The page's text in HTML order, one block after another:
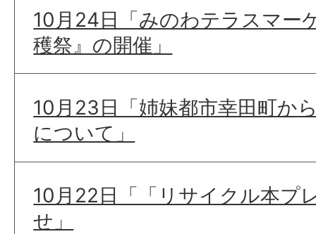
10月24日「みのわテラスマー
穫祭』の開催」
10月23日「姉妹都市幸田町か
について」
10月22日「「リサイクル本プ
せ」